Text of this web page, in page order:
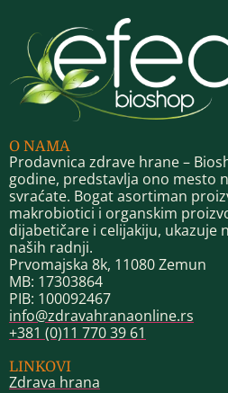
O NAMA
Prodavnica zdrave hrane –
godine, predstavlja ono mesto
svraćate. Bogat asortiman
makrobiotici i organskim
dijabetičare i celijakiju, ukazuje
naših radnji.
Prvomajska 8k, 11080 Zemun
MB: 17303864
PIB: 100092467
info@zdravahranaonline.rs
+381 (0)11 770 39 61
LINKOVI
Zdrava hrana